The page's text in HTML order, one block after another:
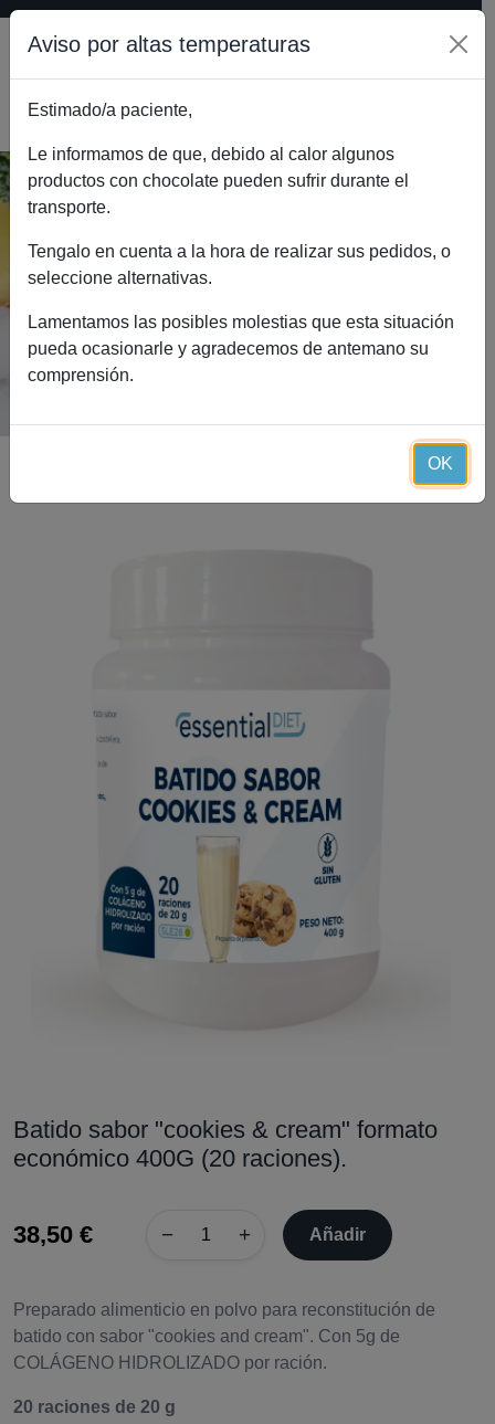
Batido sabor "cookies & cream"
formato económico 400G (20
raciones).
Inicio
Catálogo
Batido sabor "cookies & cream" formato económico
400G (20 raciones).
Batido sabor "cookies & cream" formato
económico 400G (20 raciones).
38,50 € − + Añadir
Preparado alimenticio en polvo para reconstitución de
batido con sabor "cookies and cream". Con 5g de
COLÁGENO HIDROLIZADO por ración.
20 raciones de 20 g
Aviso por altas temperaturas
Estimado/a paciente,
Le informamos de que, debido al calor algunos
productos con chocolate pueden sufrir durante el
transporte.
Tengalo en cuenta a la hora de realizar sus pedidos, o
seleccione alternativas.
Lamentamos las posibles molestias que esta situación
pueda ocasionarle y agradecemos de antemano su
comprensión.
OK